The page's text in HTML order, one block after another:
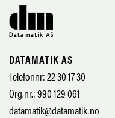
DATAMATIK AS
Telefonnr: 22 30 17 30
Org.nr.: 990 129 061
datamatik@datamatik.no